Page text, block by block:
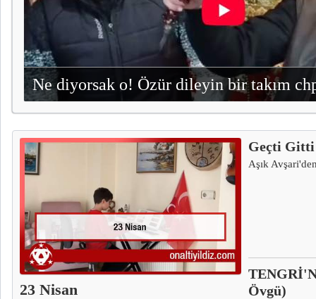
Ne diyorsak o! Özür dileyin bir takım
23 Nisan
Geçti Gitti
Aşık
Övgü)